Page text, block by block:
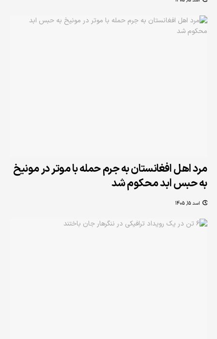
مرد اهل افغانستان به جرم حمله‌ با موتر در مونیخ
به حبس ابد محکوم شد
اسد 15, 1405